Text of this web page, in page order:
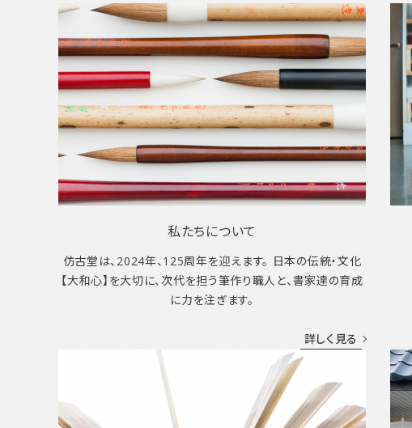
私たちについて
仿古堂は、2024年、125周年を迎えます。 日本の伝統・文化
【大和心】を大切に、次代を担う筆作り職人と、書家達の育成
に力を注ぎます。
詳しく見る